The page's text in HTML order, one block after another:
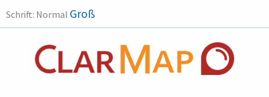
Schrift: Normal Groß